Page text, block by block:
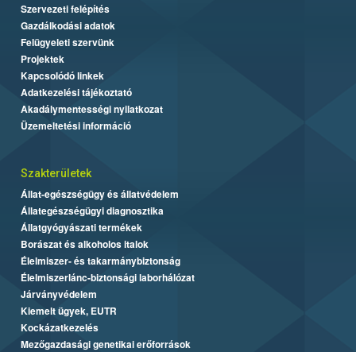
Szervezeti felépítés
Gazdálkodási adatok
Felügyeleti szervünk
Projektek
Kapcsolódó linkek
Adatkezelési tájékoztató
Akadálymentességi nyilatkozat
Üzemeltetési információ
Szakterületek
Állat-egészségügy és állatvédelem
Állategészségügyi diagnosztika
Állatgyógyászati termékek
Borászat és alkoholos italok
Élelmiszer- és takarmánybiztonság
Élelmiszerlánc-biztonsági laborhálózat
Járványvédelem
Kiemelt ügyek, EUTR
Kockázatkezelés
Mezőgazdasági genetikai erőforrások